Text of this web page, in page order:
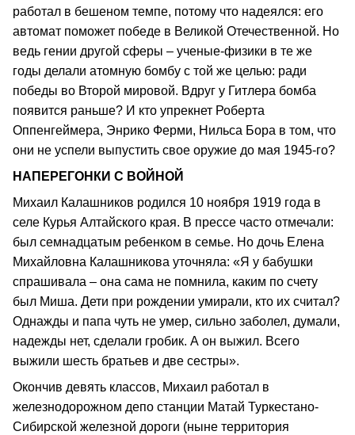
работал в бешеном темпе, потому что надеялся: его
автомат поможет победе в Великой Отечественной. Но
ведь гении другой сферы – ученые-физики в те же
годы делали атомную бомбу с той же целью: ради
победы во Второй мировой. Вдруг у Гитлера бомба
появится раньше? И кто упрекнет Роберта
Оппенгеймера, Энрико Ферми, Нильса Бора в том, что
они не успели выпустить свое оружие до мая 1945-го?
НАПЕРЕГОНКИ С ВОЙНОЙ
Михаил Калашников родился 10 ноября 1919 года в
селе Курья Алтайского края. В прессе часто отмечали:
был семнадцатым peбенком в семье. Но дочь Елена
Михайловна Калашникова уточняла: «Я у бабушки
спрашивала – она сама не помнила, каким по счету
был Миша. Дети при рождении умирали, кто их считал?
Однажды и папа чуть не умер, сильно заболел, думали,
надежды нет, сделали гробик. А он выжил. Всего
выжили шесть братьев и две сестры».
Окончив девять классов, Михаил работал в
железнодорожном депо станции Матай Туркестано-
Сибирской железной дороги (ныне территория